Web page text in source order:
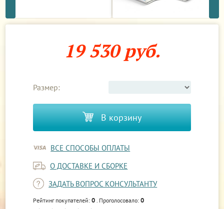
19 530 руб.
Размер:
В корзину
ВСЕ СПОСОБЫ ОПЛАТЫ
О ДОСТАВКЕ И СБОРКЕ
ЗАДАТЬ ВОПРОС КОНСУЛЬТАНТУ
Рейтинг покупателей:0 . Проголосовало:0